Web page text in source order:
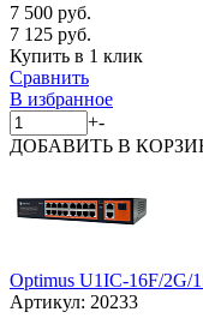
7 500 руб.
7 125 руб.
Купить в 1 клик
Сравнить
В избранное
+-
ДОБАВИТЬ В
Optimus U1IC-16F/2G/
Артикул: 20233